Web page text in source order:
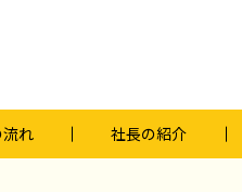
れ 社長の紹介